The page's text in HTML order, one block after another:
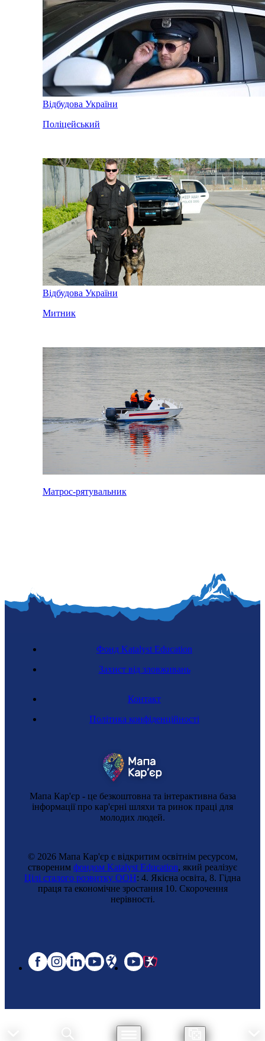
Відбудова України
Поліцейський
Відбудова України
Митник
Матрос-рятувальник
Мапа Кар'єр - це безкоштовна та інтерактивна база
інформації про кар'єрні шляхи та ринок праці для
молодих людей.
Контакт
Політика конфіденційності
Фонд Katalyst Education
Захист від зловживань
© 2026 Мапа Кар'єр є відкритим освітнім ресурсом,
створеним фондом Katalyst Education, який реалізує
Цілі сталого розвитку ООН: 4. Якісна освіта, 8. Гідна
праця та економічне зростання 10. Cкорочення
нерівності.